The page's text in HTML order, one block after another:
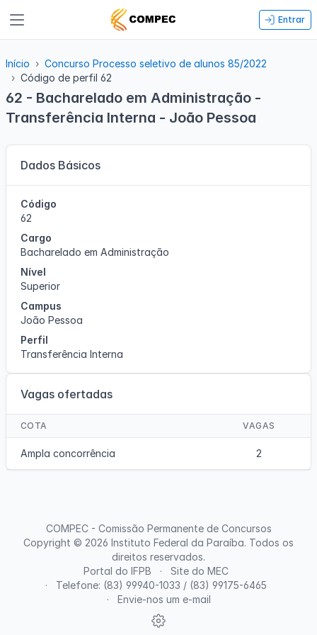
Entrar
Início
Concurso Processo seletivo de alunos 85/2022
Código de perfil 62
62 - Bacharelado em Administração -
Transferência Interna - João Pessoa
Dados Básicos
Código
62
Cargo
Bacharelado em Administração
Nível
Superior
Campus
João Pessoa
Perfil
Transferência Interna
Vagas ofertadas
COTA VAGAS
Ampla concorrência 2
Portal do IFPB
Site do MEC
Telefone: (83) 99940-1033 / (83) 99175-6465
Envie-nos um e-mail
COMPEC - Comissão Permanente de Concursos
Copyright © 2026 Instituto Federal da Paraíba. Todos os
direitos reservados.